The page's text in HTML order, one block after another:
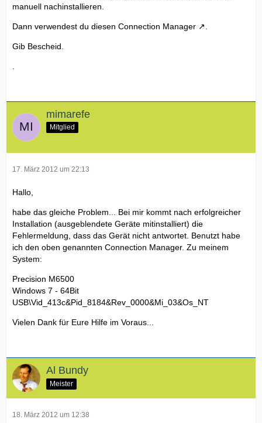
manuell nachinstallieren.
Dann verwendest du diesen Connection Manager
Gib Bescheid.
mimarefe
Mitglied
17. März 2012 um 22:13
Hallo,
habe das gleiche Problem... Bei mir kommt nach erfolgreicher
Installation (ausgeblendete Geräte mitinstalliert) die
Fehlermeldung, dass das Gerät nicht antwortet. Benutzt habe
ich den oben genannten Connection Manager. Zu meinem
System:
Precision M6500
Windows 7 - 64Bit
USB\Vid_413c&Pid_8184&Rev_0000&Mi_03&Os_NT
Vielen Dank für Eure Hilfe im Voraus...
Al Bundy
Meister
18. März 2012 um 12:38